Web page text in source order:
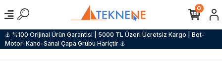
⚓ %100 Orijinal Ürün Garantisi | 5000 TL Üzeri Ücretsiz Kargo | Bot-
Motor-Kano-Sanal Çapa Grubu Hariçtir ⚓
0